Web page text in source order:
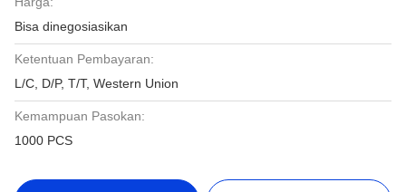
Bisa dinegosiasikan
Ketentuan Pembayaran:
L/C, D/P, T/T, Western Union
Kemampuan Pasokan:
1000 PCS